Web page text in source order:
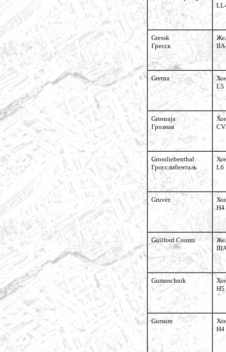
Gressk
Гресск
Gretna
L5
Grosnaja
Грозная
Grossliebenthal
Гросслибенталь
L6
Gruver
H4
Guilford Counti
Gumoschnik
H5
Gursum
H4